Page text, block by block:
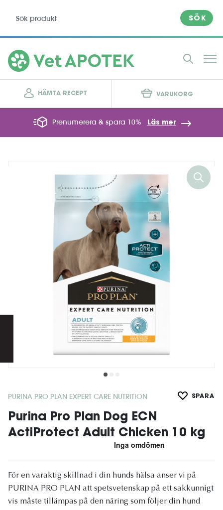
SÖK
HÄMTA RECEPT VARUKORG
Prenumerera & spara 10% Läs mer
PURINA PRO PLAN EXPERT CARE NUTRITION SPARA
Purina Pro Plan Dog ECN
ActiProtect Adult Chicken 10 kg
För en varaktig skillnad i din hunds hälsa anser vi på
PURINA PRO PLAN att spetsvetenskap på ett sakkunnigt
vis måste tillämpas på den näring som följer din hund